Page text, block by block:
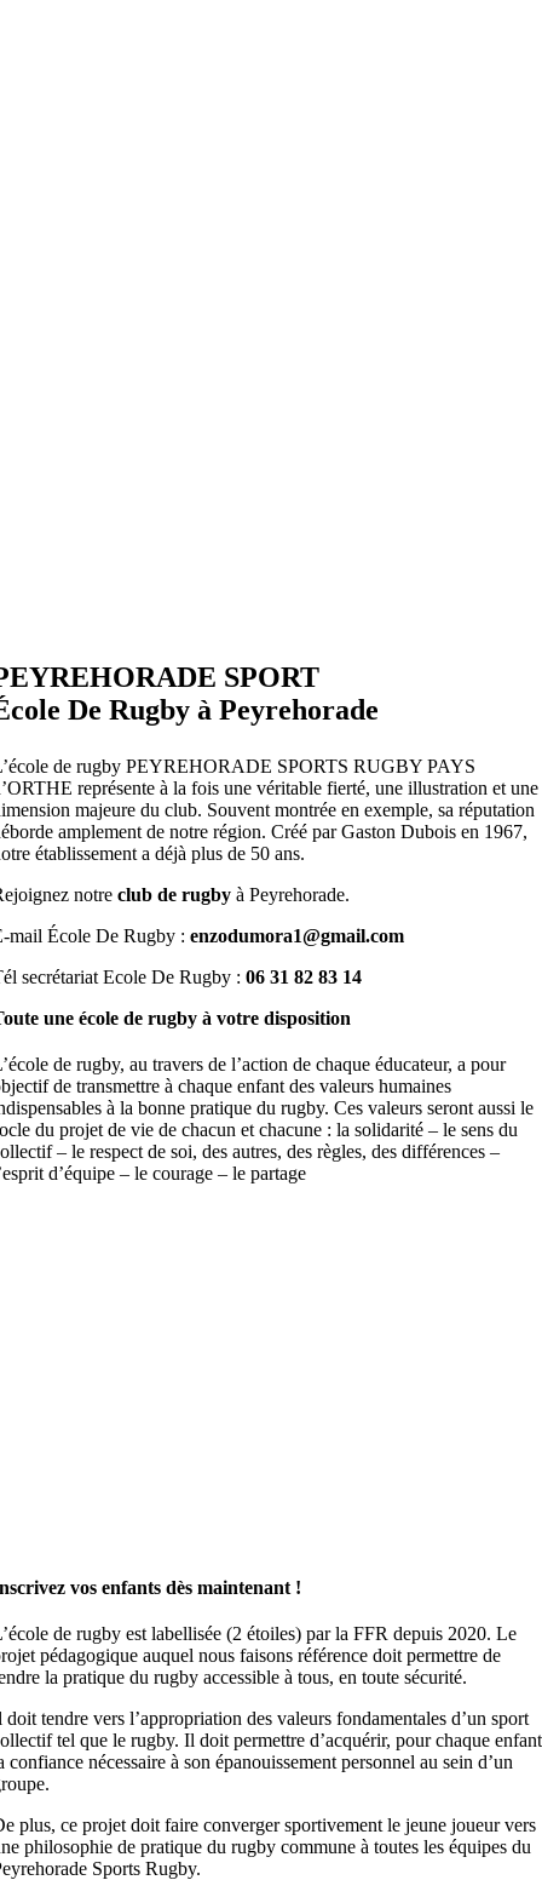
SPORT
De Rugby à Peyrehorade
de rugby PEYREHORADE SPORTS RUGBY PAYS
représente à la fois une véritable fierté, une illustration et une
majeure du club. Souvent montrée en exemple, sa réputation
amplement de notre région. Créé par Gaston Dubois en 1967,
établissement a déjà plus de 50 ans.
notre club de rugby à Peyrehorade.
mail École De Rugby : enzodumora1@gmail.com
secrétariat Ecole De Rugby : 06 31 82 83 14
une école de rugby à votre disposition
de rugby, au travers de l’action de chaque éducateur, a pour
de transmettre à chaque enfant des valeurs humaines
à la bonne pratique du rugby. Ces valeurs seront aussi le
du projet de vie de chacun et chacune : la solidarité – le sens du
– le respect de soi, des autres, des règles, des différences –
d’équipe – le courage – le partage
vos enfants dès maintenant !
de rugby est labellisée (2 étoiles) par la FFR depuis 2020. Le
pédagogique auquel nous faisons référence doit permettre de
la pratique du rugby accessible à tous, en toute sécurité.
doit tendre vers l’appropriation des valeurs fondamentales d’un sport
tel que le rugby. Il doit permettre d’acquérir, pour chaque
confiance nécessaire à son épanouissement personnel au sein d’un
plus, ce projet doit faire converger sportivement le jeune joueur vers
philosophie de pratique du rugby commune à toutes les équipes du
Sports Rugby.